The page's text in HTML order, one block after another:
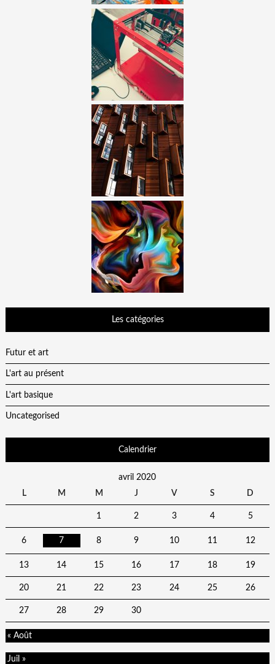
Les catégories
Futur et art
L'art au présent
L'art basique
Uncategorised
Calendrier
avril 2020
L
M M J V S D
1 2 3 4 5
6 7 8 9 10 11 12
13 14 15 16 17 18 19
20 21 22 23 24 25 26
27 28 29 30
« Août
Juil »